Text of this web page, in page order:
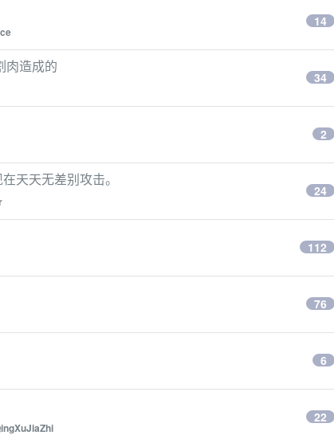
14
肉造成的
34
2
天天无差别攻击。
24
112
76
6
22